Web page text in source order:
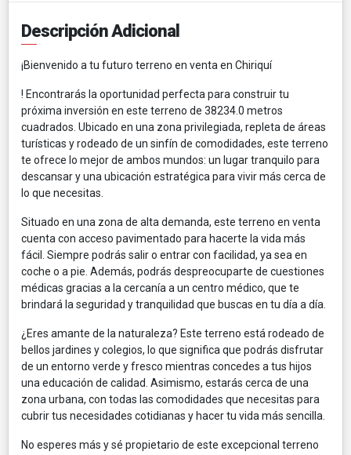
Descripción Adicional
¡Bienvenido a tu futuro terreno en venta en Chiriquí
! Encontrarás la oportunidad perfecta para construir tu
próxima inversión en este terreno de 38234.0 metros
cuadrados. Ubicado en una zona privilegiada, repleta de áreas
turísticas y rodeado de un sinfín de comodidades, este terreno
te ofrece lo mejor de ambos mundos: un lugar tranquilo para
descansar y una ubicación estratégica para vivir más cerca de
lo que necesitas.
Situado en una zona de alta demanda, este terreno en venta
cuenta con acceso pavimentado para hacerte la vida más
fácil. Siempre podrás salir o entrar con facilidad, ya sea en
coche o a pie. Además, podrás despreocuparte de cuestiones
médicas gracias a la cercanía a un centro médico, que te
brindará la seguridad y tranquilidad que buscas en tu día a día.
¿Eres amante de la naturaleza? Este terreno está rodeado de
bellos jardines y colegios, lo que significa que podrás disfrutar
de un entorno verde y fresco mientras concedes a tus hijos
una educación de calidad. Asimismo, estarás cerca de una
zona urbana, con todas las comodidades que necesitas para
cubrir tus necesidades cotidianas y hacer tu vida más sencilla.
No esperes más y sé propietario de este excepcional terreno